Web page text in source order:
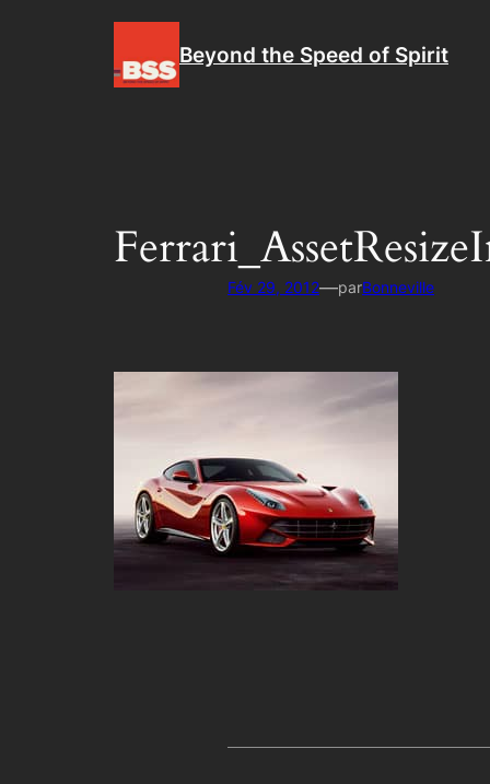
Beyond the Speed of Spirit
Fév 29, 2012—parBonneville